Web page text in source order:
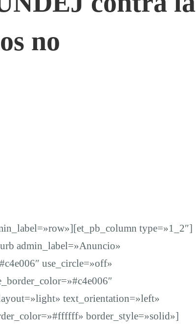
no
type=»1_2″]
admin_label=»Anuncio»
use_circle=»off»
text_orientation=»left»
border_style=»solid»]